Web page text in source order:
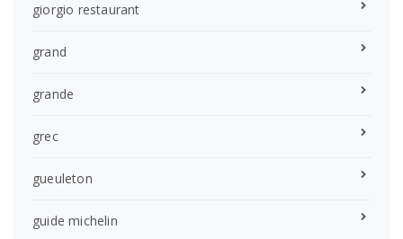
giorgio restaurant
grand
grande
grec
gueuleton
guide michelin